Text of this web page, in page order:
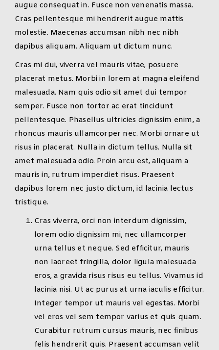
augue consequat in. Fusce non venenatis massa.
Cras pellentesque mi hendrerit augue mattis
molestie. Maecenas accumsan nibh nec nibh
dapibus aliquam. Aliquam ut dictum nunc.
Cras mi dui, viverra vel mauris vitae, posuere
placerat metus. Morbi in lorem at magna eleifend
malesuada. Nam quis odio sit amet dui tempor
semper. Fusce non tortor ac erat tincidunt
pellentesque. Phasellus ultricies dignissim enim, a
rhoncus mauris ullamcorper nec. Morbi ornare ut
risus in placerat. Nulla in dictum tellus. Nulla sit
amet malesuada odio. Proin arcu est, aliquam a
mauris in, rutrum imperdiet risus. Praesent
dapibus lorem nec justo dictum, id lacinia lectus
tristique.
Cras viverra, orci non interdum dignissim,
lorem odio dignissim mi, nec ullamcorper
urna tellus et neque. Sed efficitur, mauris
non laoreet fringilla, dolor ligula malesuada
eros, a gravida risus risus eu tellus. Vivamus id
lacinia nisi. Ut ac purus at urna iaculis efficitur.
Integer tempor ut mauris vel egestas. Morbi
vel eros vel sem tempor varius et quis quam.
Curabitur rutrum cursus mauris, nec finibus
felis hendrerit quis. Praesent accumsan velit